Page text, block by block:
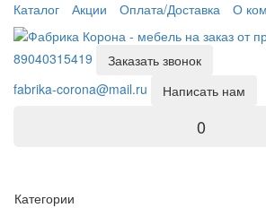
Каталог Акции Оплата/Доставка О
89040315419
Заказать звонок
fabrika-corona@mail.ru
Написать нам
0
Категории